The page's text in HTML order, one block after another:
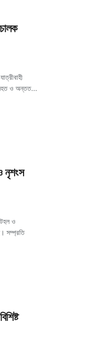
ও অন্তত...
নৃশংস
টহল ও
সম্প্রতি